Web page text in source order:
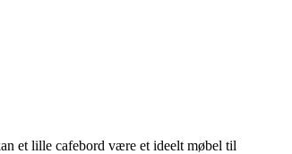
et lille cafebord være et ideelt møbel til